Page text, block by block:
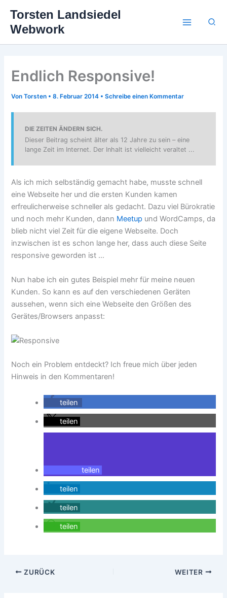
Inhalt
springen
Torsten Landsiedel
Webwork
Endlich Responsive!
VonTorsten •8. Februar 2014 •Schreibe einen Kommentar
DIE ZEITEN ÄNDERN SICH.
Dieser Beitrag scheint älter als 12 Jahre zu sein – eine
lange Zeit im Internet. Der Inhalt ist vielleicht veraltet ...
Als ich mich selbständig gemacht habe, musste schnell
eine Webseite her und die ersten Kunden kamen
erfreulicherweise schneller als gedacht. Dazu viel Bürokratie
und noch mehr Kunden, dann Meetup und WordCamps, da
blieb nicht viel Zeit für die eigene Webseite. Doch
inzwischen ist es schon lange her, dass auch diese Seite
responsive geworden ist …
Nun habe ich ein gutes Beispiel mehr für meine neuen
Kunden. So kann es auf den verschiedenen Geräten
aussehen, wenn sich eine Webseite den Größen des
Gerätes/Browsers anpasst:
Noch ein Problem entdeckt? Ich freue mich über jeden
Hinweis in den Kommentaren!
teilen
teilen
teilen
teilen
teilen
teilen
ZURÜCK WEITER